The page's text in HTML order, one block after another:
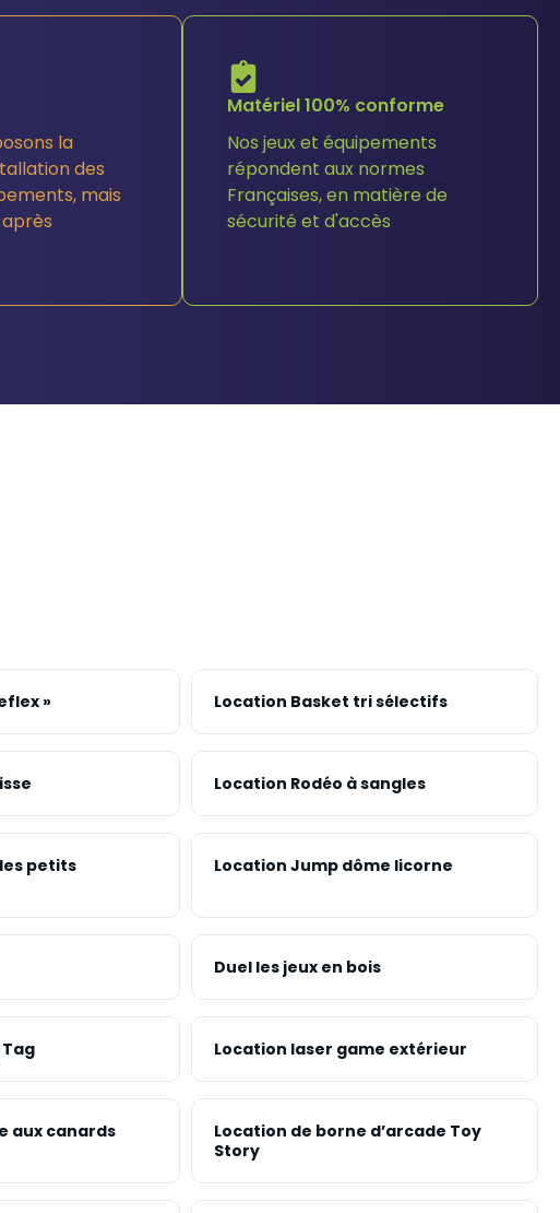
la
des
mais
Matériel 100% conforme
Nos jeux et équipements
répondent aux normes
Françaises, en matière de
sécurité et d'accès
» Location Basket tri sélectifs
Location Rodéo à sangles
petits Location Jump dôme licorne
Duel les jeux en bois
Location laser game extérieur
aux canards
Location de borne d’arcade Toy
Story